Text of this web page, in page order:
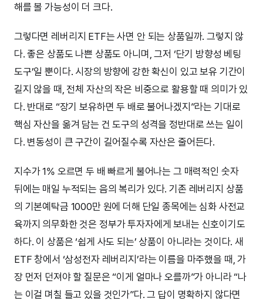
해를 볼 가능성이 더 크다.
그렇다면 레버리지 ETF는 사면 안 되는 상품일까. 그렇지 않
다. 좋은 상품도 나쁜 상품도 아니며, 그저 ‘단기 방향성 베팅
도구’일 뿐이다. 시장의 방향에 강한 확신이 있고 보유 기간이
길지 않을 때, 전체 자산의 작은 비중으로 활용할 때 의미가 있
다. 반대로 “장기 보유하면 두 배로 불어나겠지”라는 기대로
핵심 자산을 옮겨 담는 건 도구의 성격을 정반대로 쓰는 일이
다. 변동성이 큰 구간이 길어질수록 자산은 줄어든다.
지수가 1% 오르면 두 배 빠르게 불어나는 그 매력적인 숫자
뒤에는 매일 누적되는 음의 복리가 있다. 기존 레버리지 상품
의 기본예탁금 1000만 원에 더해 단일 종목에는 심화 사전교
육까지 의무화한 것은 정부가 투자자에게 보내는 신호이기도
하다. 이 상품은 ‘쉽게 사도 되는’ 상품이 아니라는 것이다. 새
ETF 창에서 ‘삼성전자 레버리지’라는 이름을 마주했을 때, 가
장 먼저 던져야 할 질문은 “이게 얼마나 오를까”가 아니라 “나
는 이걸 며칠 들고 있을 것인가”다. 그 답이 명확하지 않다면